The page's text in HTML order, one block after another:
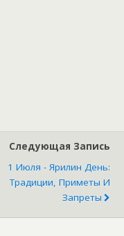
Следующая Запись
1 Июля - Ярилин День:
Традиции, Приметы И
Запреты